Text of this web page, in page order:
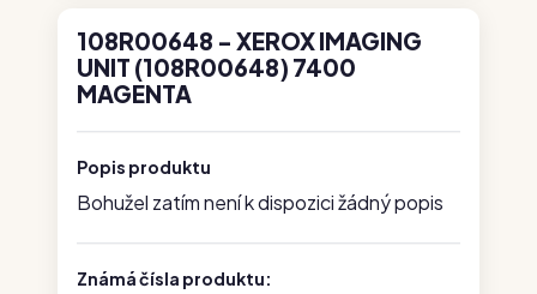
108R00648 - XEROX IMAGING
UNIT (108R00648) 7400
MAGENTA
Popis produktu
Bohužel zatím není k dispozici žádný popis
Známá čísla produktu: